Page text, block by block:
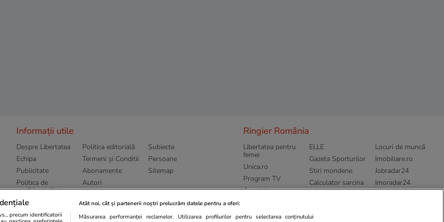
Informații utile
Despre Libertatea
Echipa
Publicitate
Politica de
confidențialitate
Politica editorială
Termeni și Conditii
Abonamente
Autori
Subiecte
Persoane
Sitemap
Ringier România
Libertatea pentru
femei
Unica.ro
Program TV
Avantaje
ELLE
Gazeta Sporturilor
Stiri mondene
Calculator sarcina
Locuri de muncă
Imobiliare.ro
Jobradar24
Imoradar24
Pariază responsabil! Decizia ONJN nr.
precum identificatorii
Atât noi, cât și partenerii noștri prelucrăm datele pentru a oferi:
Măsurarea performanței reclamelor. Utilizarea profilurilor pentru selectarea conținutului